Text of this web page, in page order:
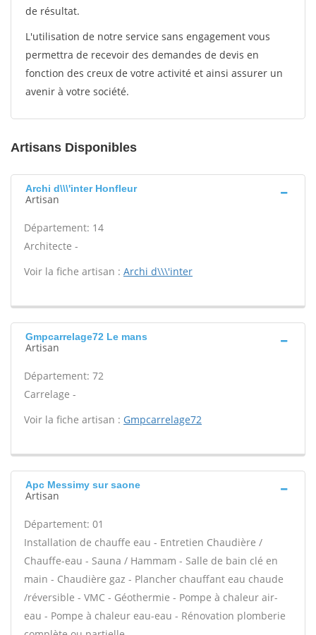
de résultat.
L'utilisation de notre service sans engagement vous
permettra de recevoir des demandes de devis en
fonction des creux de votre activité et ainsi assurer un
avenir à votre société.
Artisans Disponibles
Archi d\\\'inter Honfleur
Artisan
Département: 14
Architecte -
Voir la fiche artisan : Archi d\\\'inter
Gmpcarrelage72 Le mans
Artisan
Département: 72
Carrelage -
Voir la fiche artisan : Gmpcarrelage72
Apc Messimy sur saone
Artisan
Département: 01
Installation de chauffe eau - Entretien Chaudière /
Chauffe-eau - Sauna / Hammam - Salle de bain clé en
main - Chaudière gaz - Plancher chauffant eau chaude
/réversible - VMC - Géothermie - Pompe à chaleur air-
eau - Pompe à chaleur eau-eau - Rénovation plomberie